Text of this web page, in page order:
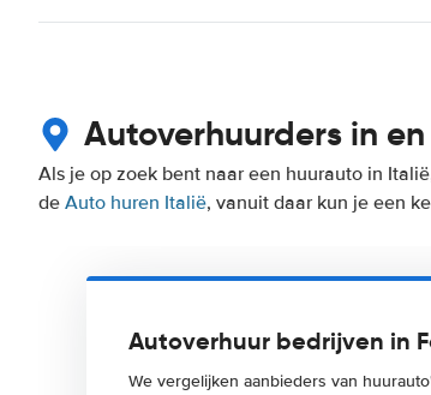
Autoverhuurders in
Als je op zoek bent naar een huurauto in
de Auto huren Italië, vanuit daar kun je een
Autoverhuur bedrijven in
We vergelijken aanbieders van